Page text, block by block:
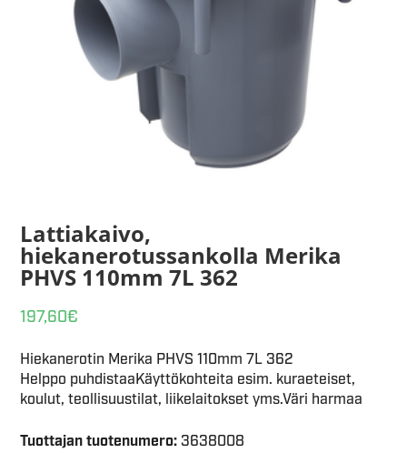
Lattiakaivo,
hiekanerotussankolla Merika
PHVS 110mm 7L 362
197,60€
Hiekanerotin Merika PHVS 110mm 7L 362
Helppo puhdistaaKäyttökohteita esim. kuraeteiset,
koulut, teollisuustilat, liikelaitokset yms.Väri harmaa
Tuottajan tuotenumero: 3638008